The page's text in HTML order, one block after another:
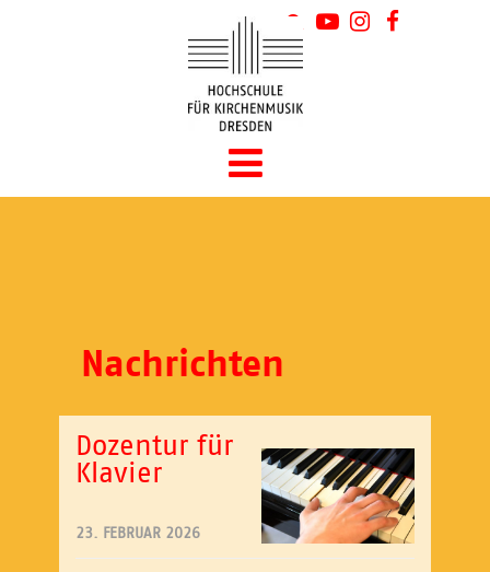
Nachrichten
Dozentur für
Klavier
23. FEBRUAR 2026